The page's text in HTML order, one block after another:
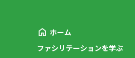
ホーム
ファシリテーションを学ぶ